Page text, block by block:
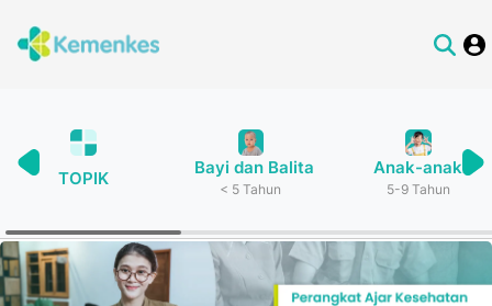
TOPIK
Bayi dan Balita
< 5 Tahun
Anak-anak
5-9 Tahun